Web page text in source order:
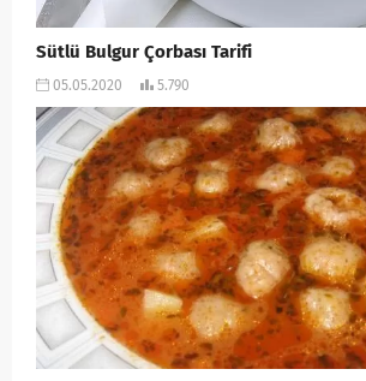
Sütlü Bulgur Çorbası Tarifi
05.05.2020 5.790